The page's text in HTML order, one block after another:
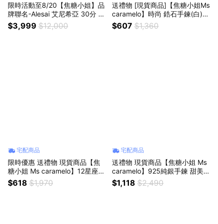
限時活動至8/20【焦糖小姐】品
牌聯名-Alesai 艾尼希亞 30分 單
支 鑽石耳環 4選1 D/VVS1 (3EX
車工 培育鑽石)
$3,999 $12,000
送禮物 [現貨商品]【焦糖小姐Ms
caramelo】時尚 鋯石手鍊(白)
不銹鋼手鍊
$607 $1,360
宅配商品
限時優惠 送禮物 現貨商品【焦
糖小姐 Ms caramelo】12星座
風象星座礦石 天秤座、水瓶座、
雙子座
$618 $1,970
宅配商品
送禮物 現貨商品【焦糖小姐 Ms
caramelo】925純銀手鍊 甜美愛
心手鍊
$1,118 $2,490